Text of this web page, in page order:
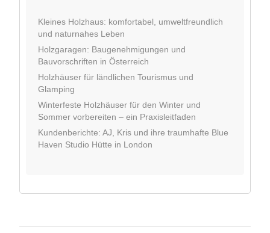
Kleines Holzhaus: komfortabel, umweltfreundlich
und naturnahes Leben
Holzgaragen: Baugenehmigungen und
Bauvorschriften in Österreich
Holzhäuser für ländlichen Tourismus und
Glamping
Winterfeste Holzhäuser für den Winter und
Sommer vorbereiten – ein Praxisleitfaden
Kundenberichte: AJ, Kris und ihre traumhafte Blue
Haven Studio Hütte in London